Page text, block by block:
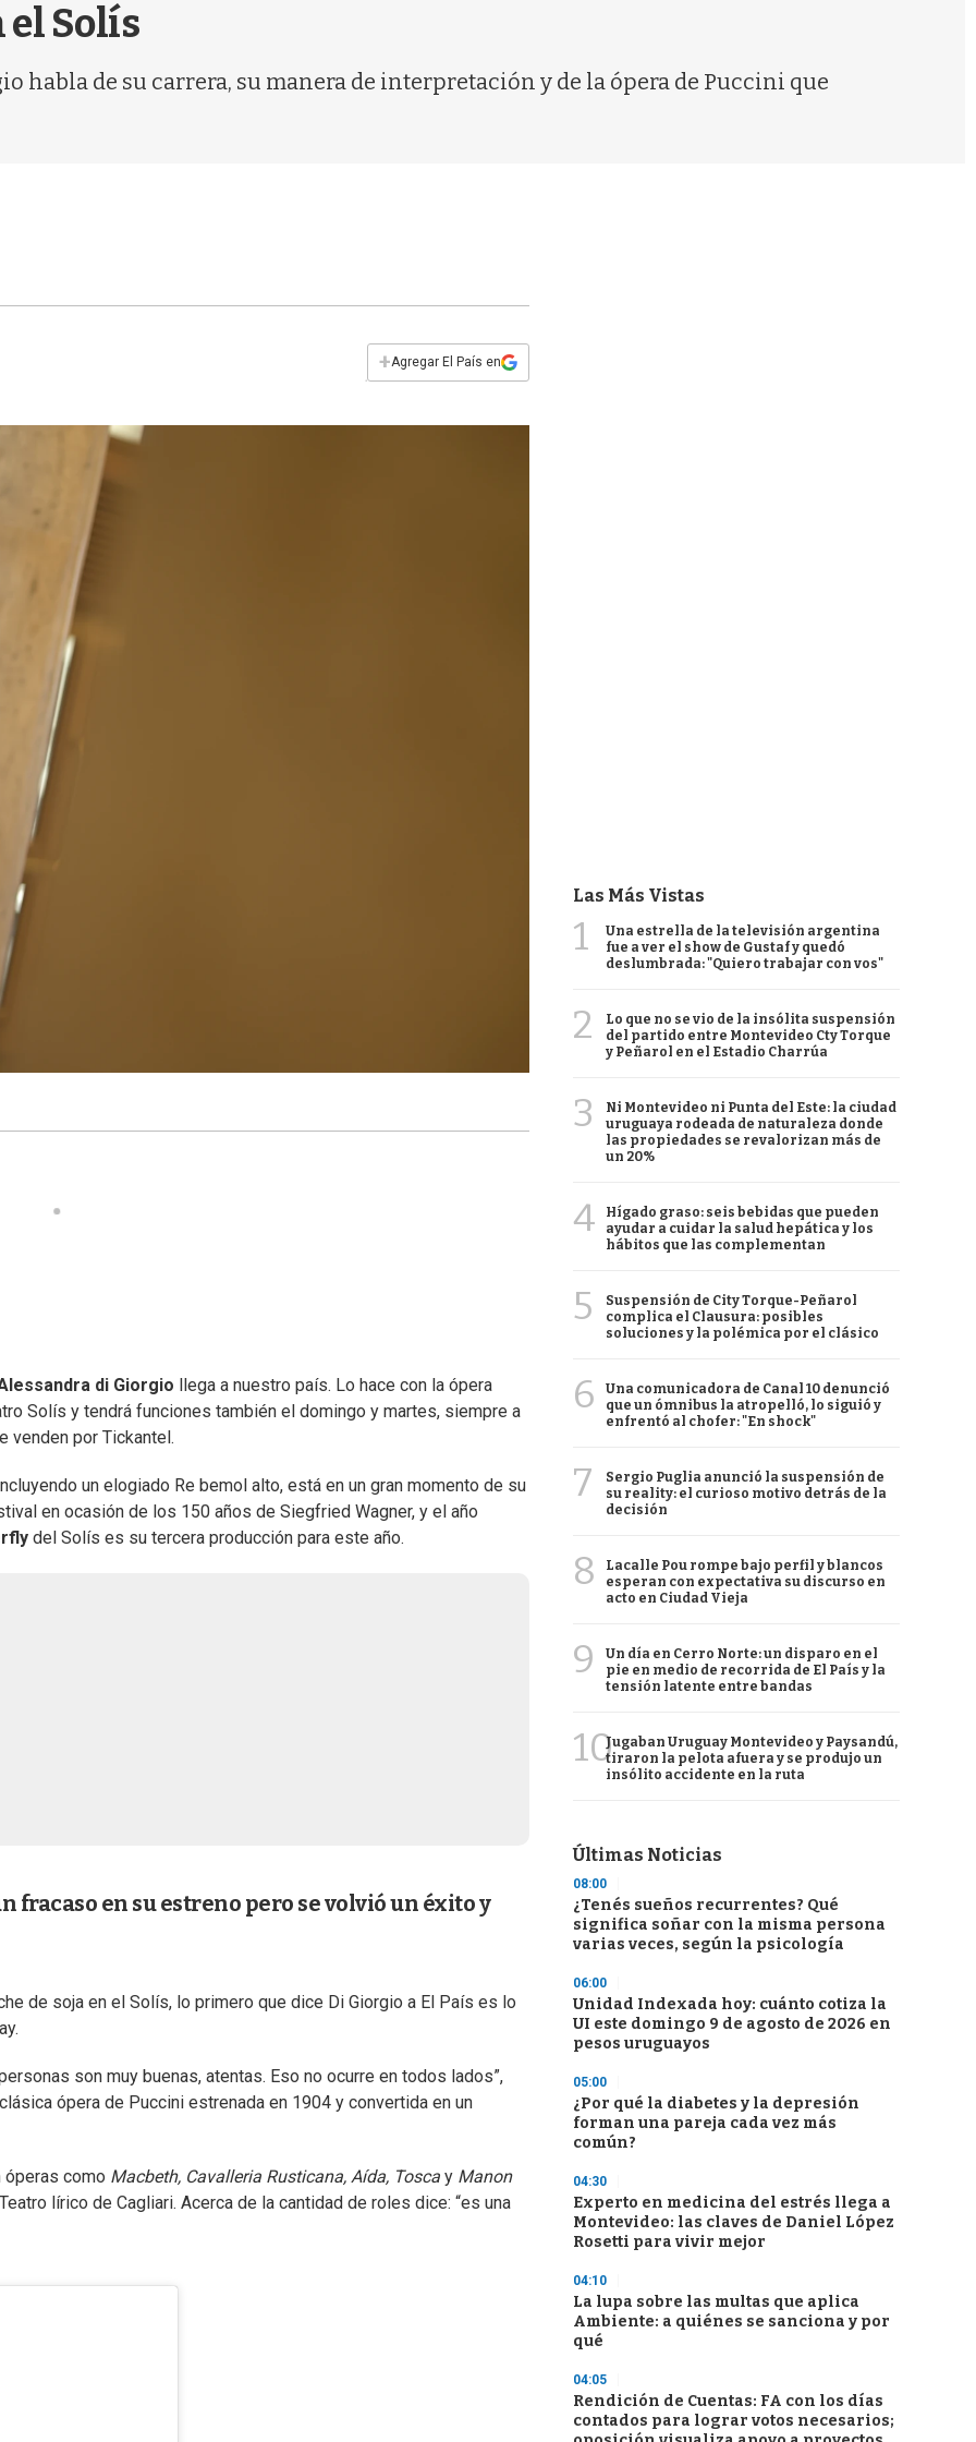
Solís
habla de su carrera, su manera de interpretación y de la ópera de Puccini que
+Agregar El País en
di Giorgio llega a nuestro país. Lo hace con la ópera
Solís y tendrá funciones también el domingo y martes, siempre a
venden por Tickantel.
un elogiado Re bemol alto, está en un gran momento de su
en ocasión de los 150 años de Siegfried Wagner, y el año
del Solís es su tercera producción para este año.
fracaso en su estreno pero se volvió un éxito y
de soja en el Solís, lo primero que dice Di Giorgio a El País es lo
son muy buenas, atentas. Eso no ocurre en todos lados”,
ópera de Puccini estrenada en 1904 y convertida en un
óperas como Macbeth, Cavalleria Rusticana, Aída, Tosca y Manon
lírico de Cagliari. Acerca de la cantidad de roles dice: “es una
Las Más Vistas
1
Una estrella de la televisión argentina
fue a ver el show de Gustaf y quedó
deslumbrada: "Quiero trabajar con vos"
2
Lo que no se vio de la insólita suspensión
del partido entre Montevideo Cty Torque
y Peñarol en el Estadio Charrúa
3
Ni Montevideo ni Punta del Este: la ciudad
uruguaya rodeada de naturaleza donde
las propiedades se revalorizan más de
un 20%
4
Hígado graso: seis bebidas que pueden
ayudar a cuidar la salud hepática y los
hábitos que las complementan
5
Suspensión de City Torque-Peñarol
complica el Clausura: posibles
soluciones y la polémica por el clásico
6
Una comunicadora de Canal 10 denunció
que un ómnibus la atropelló, lo siguió y
enfrentó al chofer: "En shock"
7
Sergio Puglia anunció la suspensión de
su reality: el curioso motivo detrás de la
decisión
8
Lacalle Pou rompe bajo perfil y blancos
esperan con expectativa su discurso en
acto en Ciudad Vieja
9
Un día en Cerro Norte: un disparo en el
pie en medio de recorrida de El País y la
tensión latente entre bandas
10Jugaban Uruguay Montevideo y Paysandú,
tiraron la pelota afuera y se produjo un
insólito accidente en la ruta
Últimas Noticias
08:00
¿Tenés sueños recurrentes? Qué
significa soñar con la misma persona
varias veces, según la psicología
06:00
Unidad Indexada hoy: cuánto cotiza la
UI este domingo 9 de agosto de 2026 en
pesos uruguayos
05:00
¿Por qué la diabetes y la depresión
forman una pareja cada vez más
común?
04:30
Experto en medicina del estrés llega a
Montevideo: las claves de Daniel López
Rosetti para vivir mejor
04:10
La lupa sobre las multas que aplica
Ambiente: a quiénes se sanciona y por
qué
04:05
Rendición de Cuentas: FA con los días
contados para lograr votos necesarios;